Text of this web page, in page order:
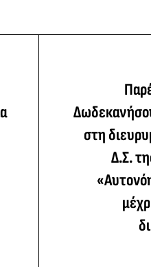
στη
Δ.Σ.